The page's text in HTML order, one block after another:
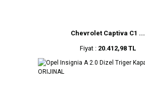
Chevrolet Captiva C1 ...
Fiyat : 20.412,98 TL